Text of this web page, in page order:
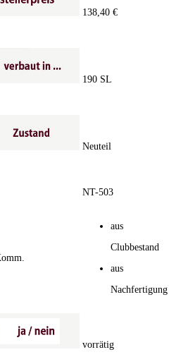
138,40 €
190 SL
Neuteil
NT-503
aus
Clubbestand
aus
Nachfertigung
vorrätig